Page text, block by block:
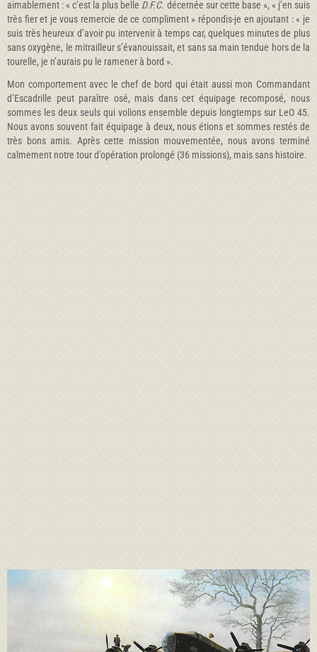
aimablement : « c’est la plus belle D.F.C. décernée sur cette base », « j’en suis
très fier et je vous remercie de ce compliment » répondis-je en ajoutant : « je
suis très heureux d’avoir pu intervenir à temps car, quelques minutes de plus
sans oxygène, le mitrailleur s’évanouissait, et sans sa main tendue hors de la
tourelle, je n’aurais pu le ramener à bord ».
Mon comportement avec le chef de bord qui était aussi mon Commandant
d’Escadrille peut paraître osé, mais dans cet équipage recomposé, nous
sommes les deux seuls qui volions ensemble depuis longtemps sur LeO 45.
Nous avons souvent fait équipage à deux, nous étions et sommes restés de
très bons amis. Après cette mission mouvementée, nous avons terminé
calmement notre tour d’opération prolongé (36 missions), mais sans histoire.